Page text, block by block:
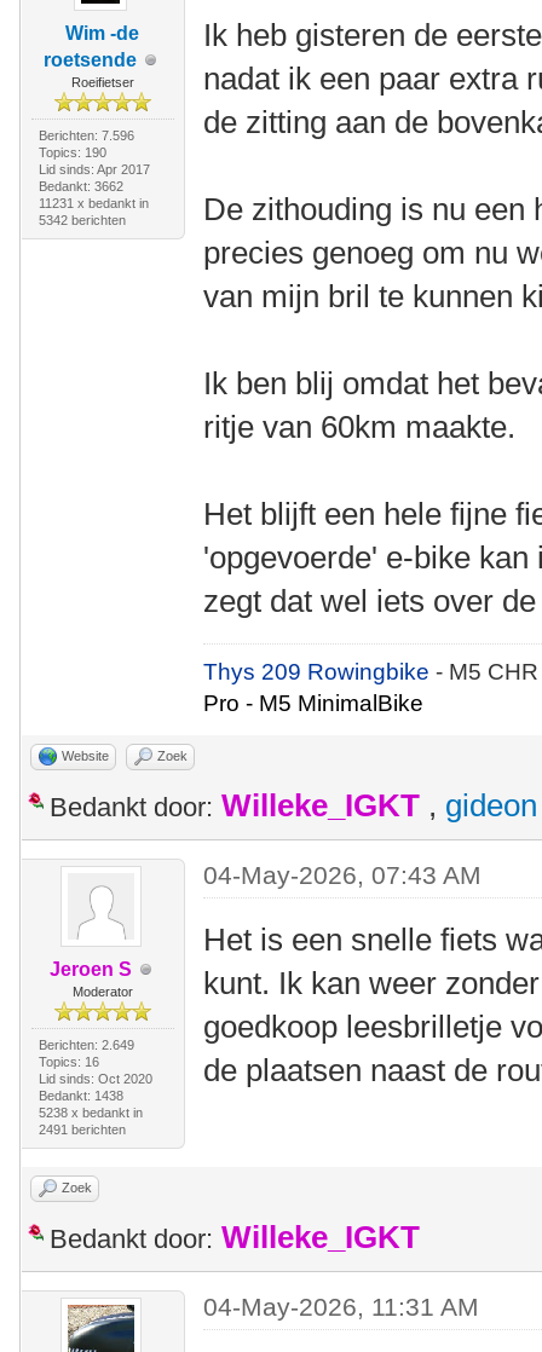
Wim -de
roetsende
Roeifietser
Berichten: 7.596
Topics: 190
Lid sinds: Apr 2017
Bedankt: 3662
11231 x bedankt in
5342 berichten
Ik heb gisteren de
nadat ik een paar extra
de zitting aan de
De zithouding is nu een
precies genoeg om nu
van mijn bril te kunnen
Ik ben blij omdat het
ritje van 60km maakte.
Het blijft een hele fijne
'opgevoerde' e-bike
zegt dat wel iets over
Thys 209 Rowingbike- M5
Pro - M5 MinimalBike
Website Zoek
Bedankt door: Willeke_IGKT , gideon
Jeroen S
Moderator
Berichten: 2.649
Topics: 16
Lid sinds: Oct 2020
Bedankt: 1438
5238 x bedankt in
2491 berichten
04-May-2026, 07:43 AM
Het is een snelle fiets
kunt. Ik kan weer
goedkoop leesbrilletje
de plaatsen naast de
Zoek
Bedankt door: Willeke_IGKT
04-May-2026, 11:31 AM